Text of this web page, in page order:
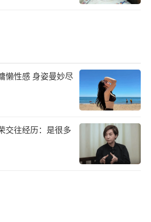
懒性感 身姿曼妙尽
交往经历：是很多